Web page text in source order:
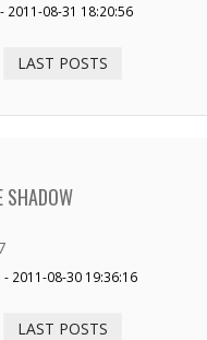
- 2011-08-31 18:20:56
LAST POSTS
SHADOW
- 2011-08-30 19:36:16
LAST POSTS